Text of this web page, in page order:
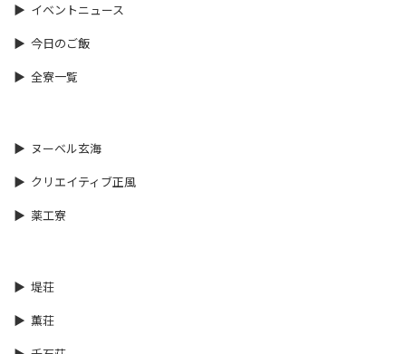
イベントニュース
今日のご飯
全寮一覧
ヌーベル玄海
クリエイティブ正風
薬工寮
堤荘
薫荘